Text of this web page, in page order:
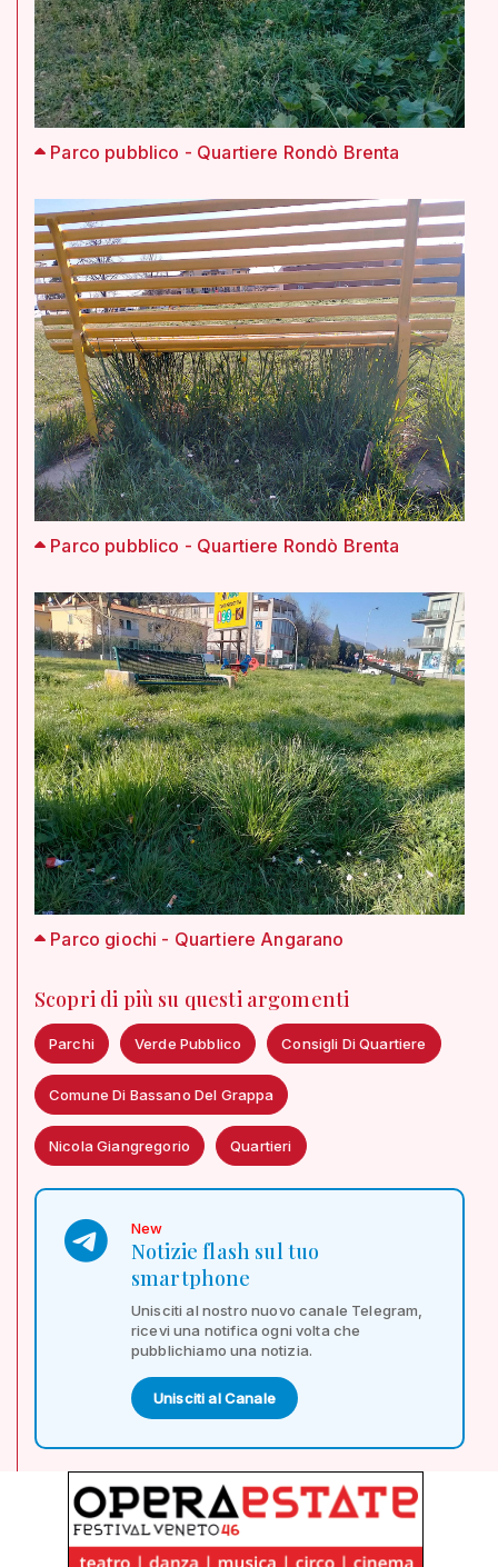
Parco pubblico - Quartiere Rondò Brenta
Parco pubblico - Quartiere Rondò Brenta
Parco giochi - Quartiere Angarano
Scopri di più su questi argomenti
Parchi Verde Pubblico Consigli Di Quartiere
Comune Di Bassano Del Grappa
Nicola Giangregorio Quartieri
New
Notizie flash sul tuo
smartphone
Unisciti al nostro nuovo canale Telegram,
ricevi una notifica ogni volta che
pubblichiamo una notizia.
Unisciti al Canale